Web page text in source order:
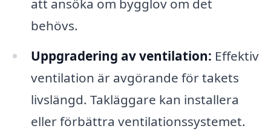
att ansöka om bygglov om det
behövs.
Uppgradering av ventilation: Effektiv
ventilation är avgörande för takets
livslängd. Takläggare kan installera
eller förbättra ventilationssystemet.